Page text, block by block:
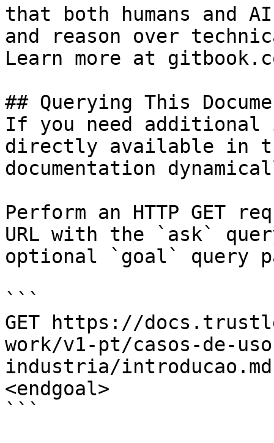
that both humans and
and reason over
Learn more at
## Querying This
If you need
directly available in
documentation
Perform an HTTP GET
URL with the `ask`
optional `goal` query
```
GET https://
work/v1-pt/casos-de-
industria/
<endgoal>
```